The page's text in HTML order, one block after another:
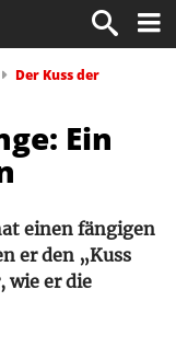
Der Kuss der
Ein
einen fängigen
er den „Kuss
wie er die